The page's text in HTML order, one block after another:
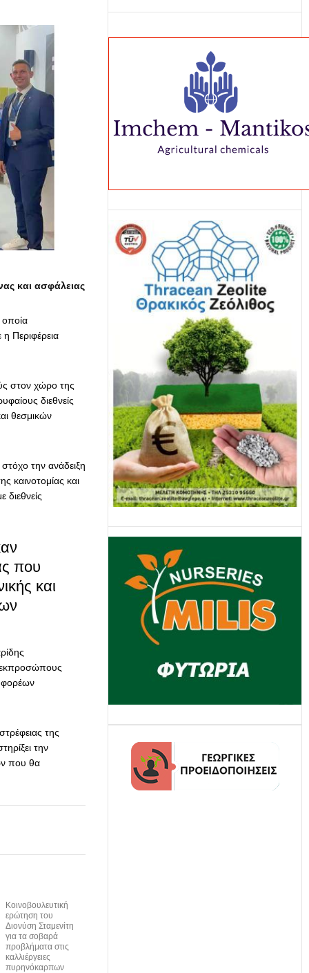
και ασφάλειας
Περιφέρεια
στον χώρο της
διεθνείς
θεσμικών
την ανάδειξη
καινοτομίας και
που
και
εκπροσώπους
φορέων
της
την
που θα
Κοινοβουλευτική
ερώτηση του
Διονύση Σταμενίτη
για τα σοβαρά
προβλήματα στις
καλλιέργειες
πυρηνόκαρπων